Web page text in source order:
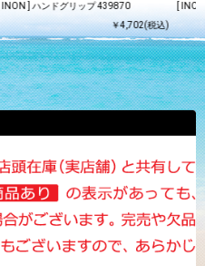
[ INON ] ハンドグリップ 439870
￥4,702(税込)
[